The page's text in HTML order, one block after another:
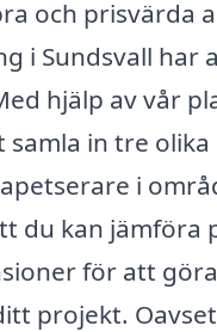
och prisvärda
i Sundsvall har
hjälp av vår
samla in tre
i
du kan jämföra
för att
projekt.